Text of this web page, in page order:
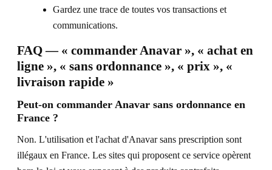
Gardez une trace de toutes vos transactions et
communications.
FAQ — « commander Anavar », « achat en
ligne », « sans ordonnance », « prix », «
livraison rapide »
Peut-on commander Anavar sans ordonnance en
France ?
Non. L'utilisation et l'achat d'Anavar sans prescription sont
illégaux en France. Les sites qui proposent ce service opèrent